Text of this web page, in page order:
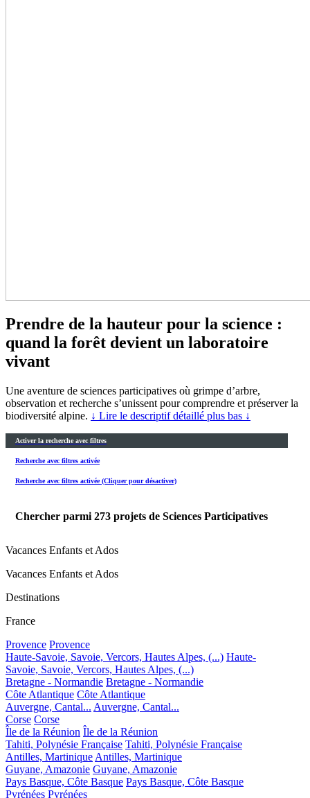
Prendre de la hauteur pour la science :
quand la forêt devient un laboratoire
vivant
Une aventure de sciences participatives où grimpe d’arbre,
observation et recherche s’unissent pour comprendre et préserver la
biodiversité alpine. ↓ Lire le descriptif détaillé plus bas ↓
Activer la recherche avec filtres
Recherche avec filtres activée
Recherche avec filtres activée (Cliquer pour désactiver)
Chercher parmi 273 projets de Sciences Participatives
Vacances Enfants et Ados
Vacances Enfants et Ados
Destinations
France
Provence Provence
Haute-Savoie, Savoie, Vercors, Hautes Alpes, (...) Haute-
Savoie, Savoie, Vercors, Hautes Alpes, (...)
Bretagne - Normandie Bretagne - Normandie
Côte Atlantique Côte Atlantique
Auvergne, Cantal... Auvergne, Cantal...
Corse Corse
Île de la Réunion Île de la Réunion
Tahiti, Polynésie Française Tahiti, Polynésie Française
Antilles, Martinique Antilles, Martinique
Guyane, Amazonie Guyane, Amazonie
Pays Basque, Côte Basque Pays Basque, Côte Basque
Pyrénées Pyrénées